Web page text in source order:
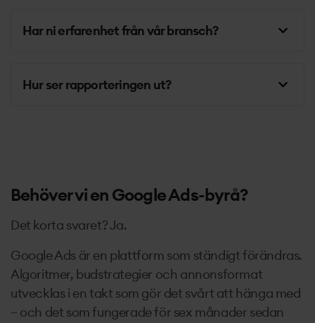
Har ni erfarenhet från vår bransch?
Hur ser rapporteringen ut?
Behöver vi en Google Ads-byrå?
Det korta svaret? Ja.
Google Ads är en plattform som ständigt förändras.
Algoritmer, budstrategier och annonsformat
utvecklas i en takt som gör det svårt att hänga med
– och det som fungerade för sex månader sedan